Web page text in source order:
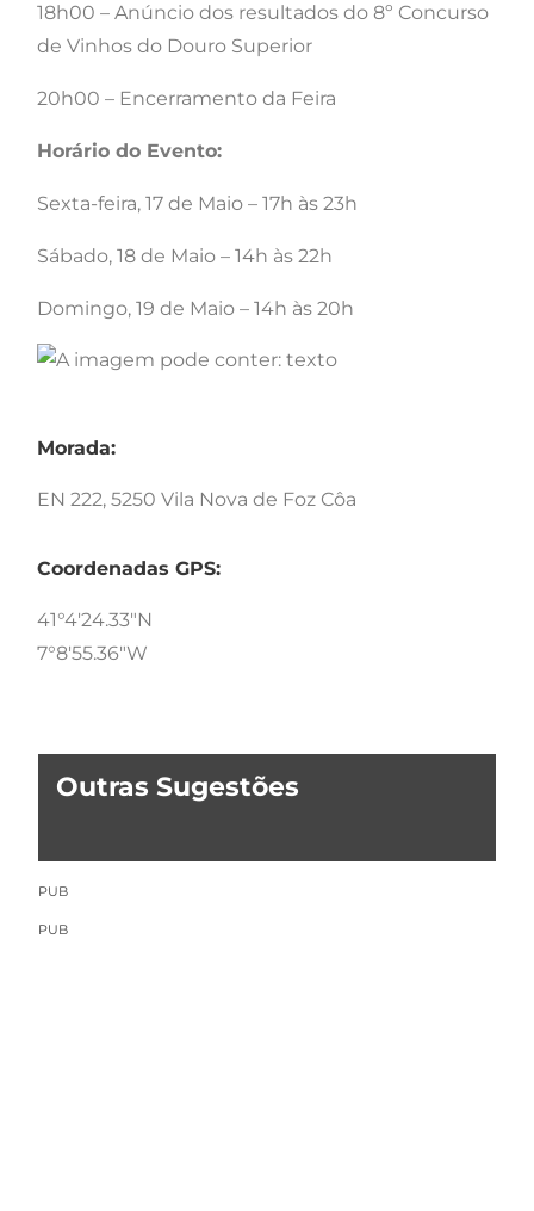
18h00 – Anúncio dos resultados do 8º Concurso
de Vinhos do Douro Superior
20h00 – Encerramento da Feira
Horário do Evento:
Sexta-feira, 17 de Maio – 17h às 23h
Sábado, 18 de Maio – 14h às 22h
Domingo, 19 de Maio – 14h às 20h
Morada:
EN 222, 5250 Vila Nova de Foz Côa
Coordenadas GPS:
41°4'24.33"N
7°8'55.36"W
Outras Sugestões
PUB
PUB